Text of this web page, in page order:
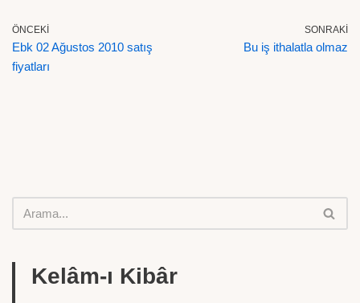
ÖNCEKI
Ebk 02 Ağustos 2010 satış
fiyatları
SONRAKI
Bu iş ithalatla olmaz
Kelâm-ı Kibâr